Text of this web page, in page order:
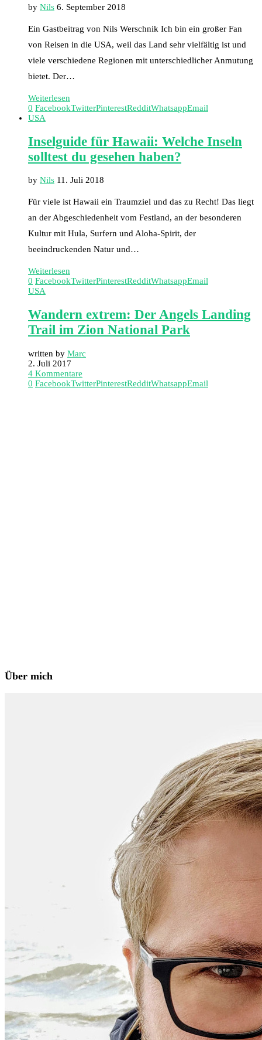
by Nils 6. September 2018
Ein Gastbeitrag von Nils Werschnik Ich bin ein großer Fan
von Reisen in die USA, weil das Land sehr vielfältig ist und
viele verschiedene Regionen mit unterschiedlicher Anmutung
bietet. Der…
Weiterlesen
0 FacebookTwitterPinterestRedditWhatsappEmail
USA
Inselguide für Hawaii: Welche Inseln
solltest du gesehen haben?
by Nils 11. Juli 2018
Für viele ist Hawaii ein Traumziel und das zu Recht! Das liegt
an der Abgeschiedenheit vom Festland, an der besonderen
Kultur mit Hula, Surfern und Aloha-Spirit, der
beeindruckenden Natur und…
Weiterlesen
0 FacebookTwitterPinterestRedditWhatsappEmail
USA
Wandern extrem: Der Angels Landing
Trail im Zion National Park
written by Marc
2. Juli 2017
4 Kommentare
0 FacebookTwitterPinterestRedditWhatsappEmail
Über mich